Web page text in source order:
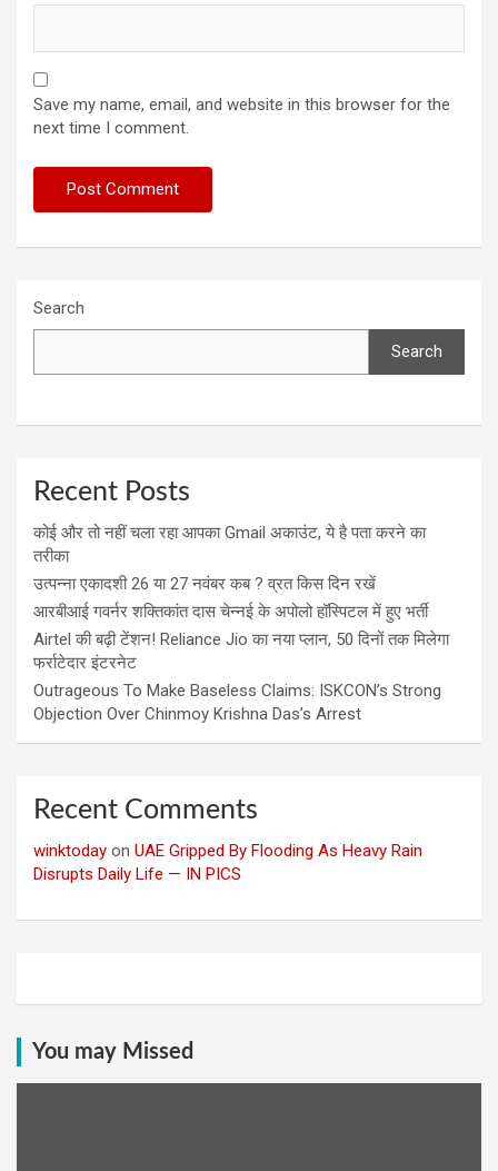
Save my name, email, and website in this browser for the
next time I comment.
Search
Search
Recent Posts
कोई और तो नहीं चला रहा आपका Gmail अकाउंट, ये है पता करने का
तरीका
उत्पन्ना एकादशी 26 या 27 नवंबर कब ? व्रत किस दिन रखें
आरबीआई गवर्नर शक्तिकांत दास चेन्नई के अपोलो हॉस्पिटल में हुए भर्ती
Airtel की बढ़ी टेंशन! Reliance Jio का नया प्लान, 50 दिनों तक मिलेगा
फर्राटेदार इंटरनेट
Outrageous To Make Baseless Claims: ISKCON’s Strong
Objection Over Chinmoy Krishna Das’s Arrest
Recent Comments
winktoday on UAE Gripped By Flooding As Heavy Rain
Disrupts Daily Life — IN PICS
You may Missed